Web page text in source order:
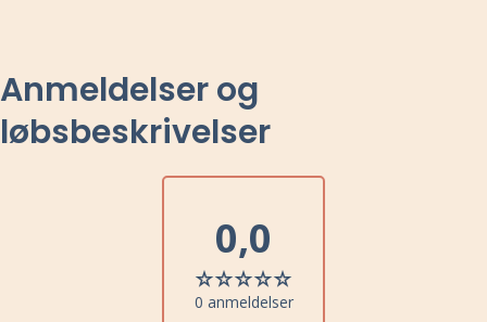
Anmeldelser og
løbsbeskrivelser
0,0
0 anmeldelser